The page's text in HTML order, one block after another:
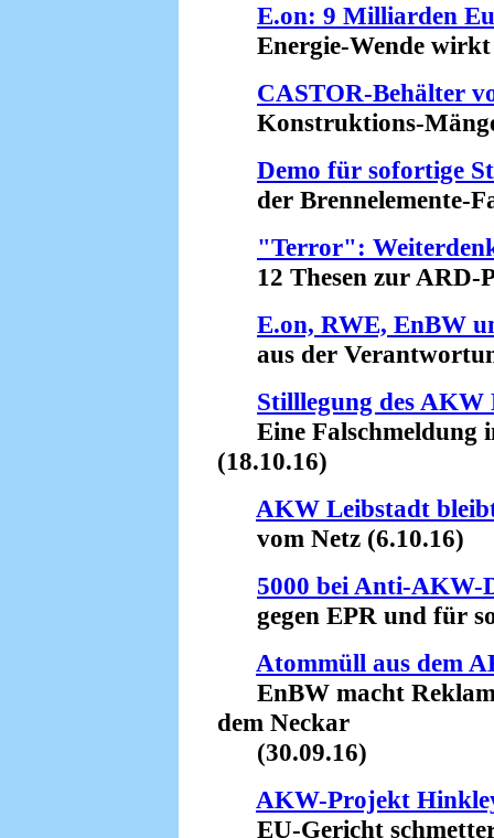
E.on: 9 Milliarden
Energie-Wende wirkt
CASTOR-Behälter
Konstruktions-Mängel
Demo für sofortige
der Brennelemente-
"Terror":
12 Thesen zur ARD-
E.on, RWE, EnBW
aus der
Stilllegung des AKW
Eine Falschmeldung
(18.10.16)
AKW Leibstadt
vom Netz (6.10.16)
5000 bei Anti-AKW-
gegen EPR und für
Atommüll aus dem
EnBW macht
dem Neckar
(30.09.16)
AKW-Projekt
EU-Gericht